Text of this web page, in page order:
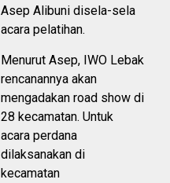
Asep Alibuni disela-sela
acara pelatihan.
Menurut Asep, IWO Lebak
rencanannya akan
mengadakan road show di
28 kecamatan. Untuk
acara perdana
dilaksanakan di
kecamatan